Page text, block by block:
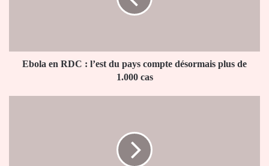
désormais
Ebola en RDC : l’est du pays compte désormais plus de
1.000 cas